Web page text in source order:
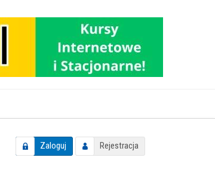
Zaloguj Rejestracja